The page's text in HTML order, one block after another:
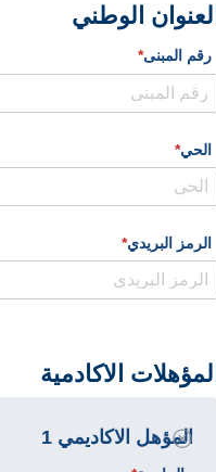
العنوان الوطني
رقم المبنى*
(required)
الحي*
(required)
الرمز البريدي*
(required)
المؤهلات الاكادمية
المؤهل الاكاديمي 1